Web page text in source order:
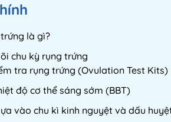
trứng là gì?
chu kỳ rụng trứng
tra rụng trứng (Ovulation Test Kits)
độ cơ thể sáng sớm (BBT)
vào chu kì kinh nguyệt và dấu